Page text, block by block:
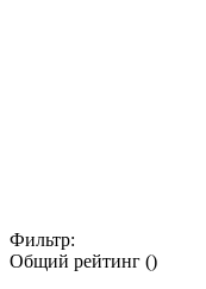
Фильтр:
Общий рейтинг ()